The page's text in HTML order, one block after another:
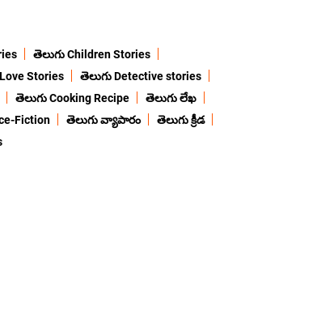
తెలుగు Children Stories
Stories
తెలుగు Detective stories
తెలుగు Cooking Recipe
తెలుగు లేఖ
Fiction తెలుగు వ్యాపారం
తెలుగు క్రీడ